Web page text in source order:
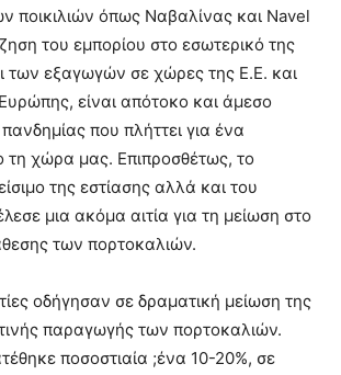
ποικιλιών όπως Ναβαλίνας και Navel
του εμπορίου στο εσωτερικό της
των εξαγωγών σε χώρες της Ε.Ε. και
είναι απότοκο και άμεσο
που πλήττει για ένα
χώρα μας. Επιπροσθέτως, το
της εστίασης αλλά και του
μια ακόμα αιτία για τη μείωση στο
των πορτοκαλιών.
οδήγησαν σε δραματική μείωση της
παραγωγής των πορτοκαλιών.
ποσοστιαία ;ένα 10-20%, σε